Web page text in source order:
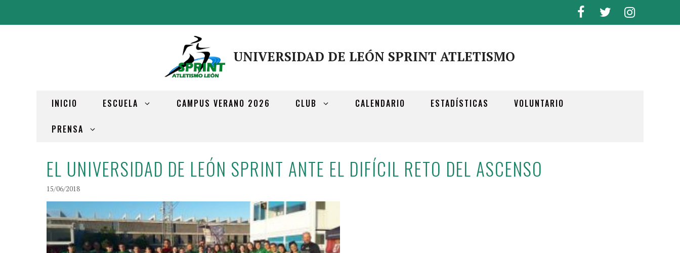
UNIVERSIDAD DE LEÓN SPRINT ATLETISMO
INICIO ESCUELA CAMPUS VERANO 2026 CLUB CALENDARIO ESTADÍSTICAS VOLUNTARIO
PRENSA
EL UNIVERSIDAD DE LEÓN SPRINT ANTE EL DIFÍCIL RETO DEL ASCENSO
15/06/2018